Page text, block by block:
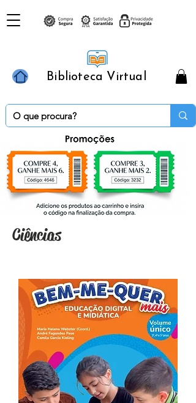
Biblioteca Virtual
Ciências